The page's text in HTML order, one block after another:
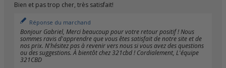
Bien et pas trop cher, très satisfait!
Réponse du marchand
Bonjour Gabriel, Merci beaucoup pour votre retour positif ! Nous
sommes ravis d'apprendre que vous êtes satisfait de notre site et de
nos prix. N'hésitez pas à revenir vers nous si vous avez des questions
ou des suggestions. À bientôt chez 321cbd ! Cordialement, L'équipe
321CBD